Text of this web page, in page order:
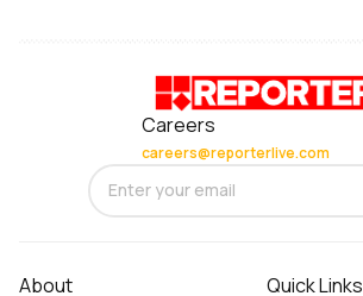
Careers
careers@reporterlive.com
About Quick Links